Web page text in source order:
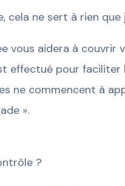
cela ne sert à rien
vous aidera à couvrir
effectué pour faciliter
ne commencent à
».
?